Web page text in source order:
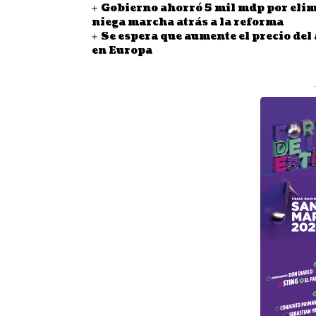
Gobierno ahorró 5 mil mdp por
niega marcha atrás a la reforma
Se espera que aumente el precio
en Europa